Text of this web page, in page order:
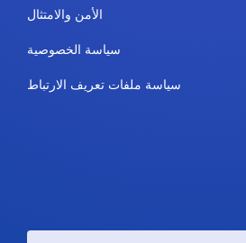
الأمن والامتثال
سياسة الخصوصية
سياسة ملفات تعريف الارتباط